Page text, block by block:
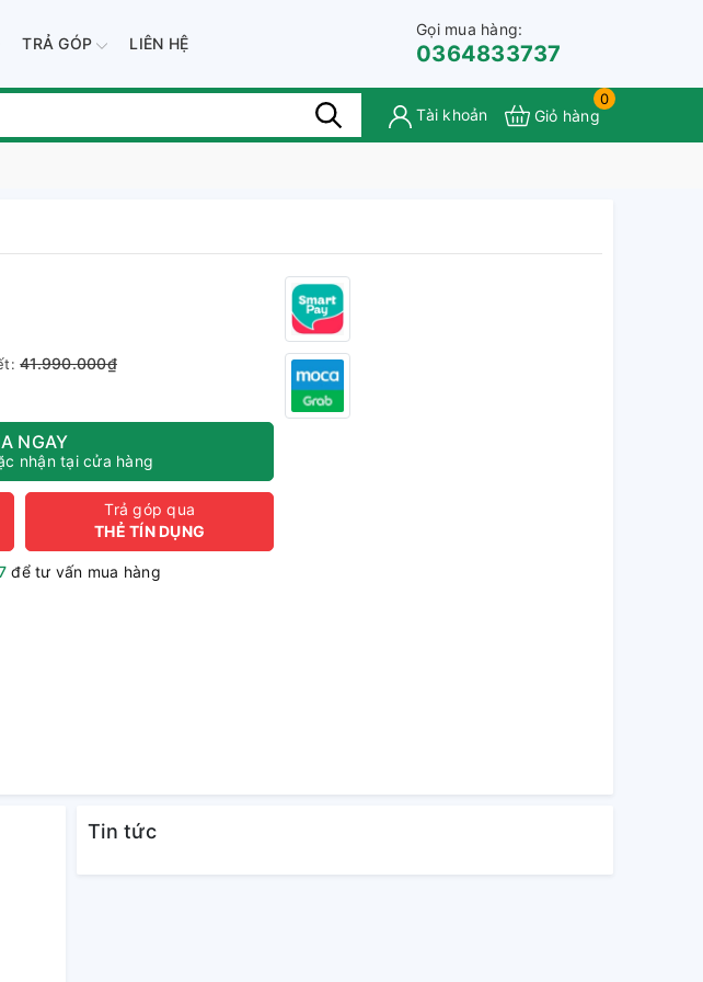
TRẢ GÓP LIÊN HỆ
Gọi mua hàng:
0364833737
Tài khoản
0
Giỏ hàng
41.990.000₫
NGAY
nhận tại cửa hàng
Trả góp qua
THẺ TÍN DỤNG
để tư vấn mua hàng
Tin tức